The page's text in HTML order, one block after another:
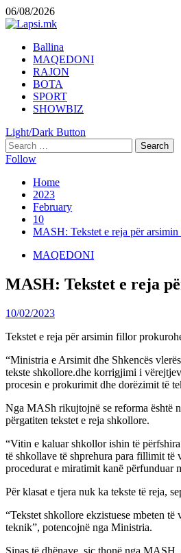
Skip
to
06/08/2026
Primary
Menu
Ballina
MAQEDONI
RAJON
BOTA
SPORT
SHOWBIZ
Light/Dark Button
Search
for:
Follow
Home
2023
February
10
MASH: Tekstet e reja për
MAQEDONI
MASH: Tekstet e reja
10/02/2023
Tekstet e reja për arsimin fillor
“Ministria e Arsimit dhe Shkencës
tekste shkollore.dhe korrigjimi i
procesin e prokurimit dhe dorëzimit të
Nga MASh rikujtojnë se reforma është
përgatiten tekstet e reja shkollore.
“Vitin e kaluar shkollor ishin të
të shkollave të shprehura para fillimit të
procedurat e miratimit kanë përfunduar
Për klasat e tjera nuk ka tekste të reja,
“Tekstet shkollore ekzistuese mbeten
teknik”, potencojnë nga Ministria.
Sipas të dhënave, siç thonë nga